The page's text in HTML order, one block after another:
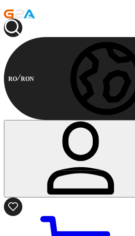
RO RON